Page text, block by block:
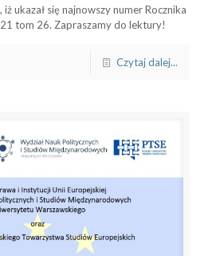
ukazał się najnowszy numer Rocznika
tom 26. Zapraszamy do lektury!
Czytaj dalej...